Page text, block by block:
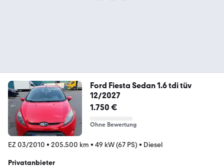
Ford Fiesta Sedan 1.6 tdi tüv
12/2027
1.750 €
Ohne Bewertung
EZ 03/2010 • 205.500 km • 49 kW (67 PS) • Diesel
Privatanbieter